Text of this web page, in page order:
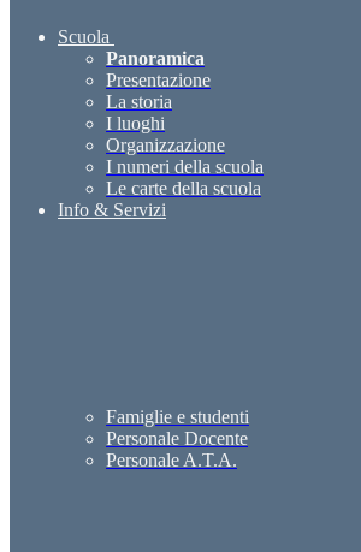
Scuola
Panoramica
Presentazione
La storia
I luoghi
Organizzazione
I numeri della scuola
Le carte della scuola
Info & Servizi
Famiglie e studenti
Personale Docente
Personale A.T.A.